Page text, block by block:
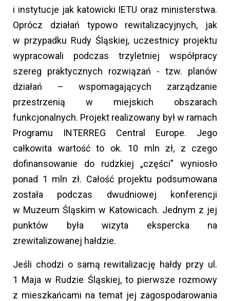
i instytucje jak katowicki IETU oraz ministerstwa.
Oprócz działań typowo rewitalizacyjnych, jak
w przypadku Rudy Śląskiej, uczestnicy projektu
wypracowali podczas trzyletniej współpracy
szereg praktycznych rozwiązań - tzw. planów
działań – wspomagających zarządzanie
przestrzenią w miejskich obszarach
funkcjonalnych. Projekt realizowany był w ramach
Programu INTERREG Central Europe. Jego
całkowita wartość to ok. 10 mln zł, z czego
dofinansowanie do rudzkiej „części” wyniosło
ponad 1 mln zł. Całość projektu podsumowana
została podczas dwudniowej konferencji
w Muzeum Śląskim w Katowicach. Jednym z jej
punktów była wizyta ekspercka na
zrewitalizowanej hałdzie.
Jeśli chodzi o samą rewitalizację hałdy przy ul.
1 Maja w Rudzie Śląskiej, to pierwsze rozmowy
z mieszkańcami na temat jej zagospodarowania